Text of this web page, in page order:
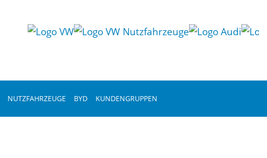
NUTZFAHRZEUGE BYD KUNDENGRUPPEN